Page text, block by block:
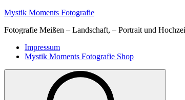
Skip
content
Mystik Moments Fotografie
Fotografie Meißen – Landschaft, – Portrait und
Primary
Menu
Impressum
Mystik Moments Fotografie Shop